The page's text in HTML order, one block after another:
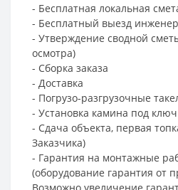
- Бесплатная локальная
- Бесплатный выезд
- Утверждение сводной
осмотра)
- Сборка заказа
- Доставка
- Погрузо-разгрузочные
- Установка камина под ключ
- Сдача объекта, первая
Заказчика)
- Гарантия на монтажные
(оборудование гарантия от